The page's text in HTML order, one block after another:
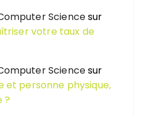
Sciencesur
votre taux de
Sciencesur
et personne physique,
?